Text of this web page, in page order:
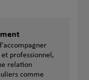
professionnel,
relation
comme